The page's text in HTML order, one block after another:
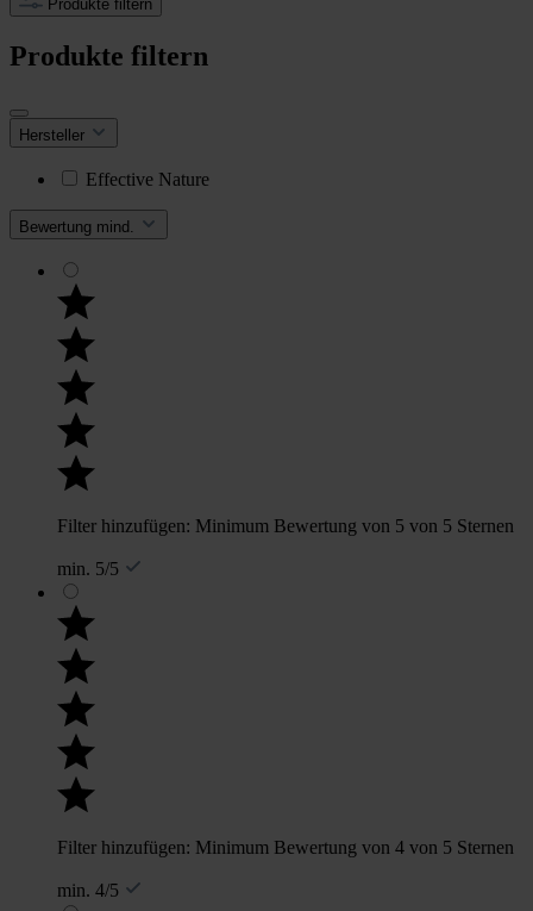
Produkte filtern
Produkte filtern
Hersteller
Effective Nature
Bewertung mind.
Filter hinzufügen: Minimum Bewertung von 5 von 5 Sternen
min. 5/5
Filter hinzufügen: Minimum Bewertung von 4 von 5 Sternen
min. 4/5